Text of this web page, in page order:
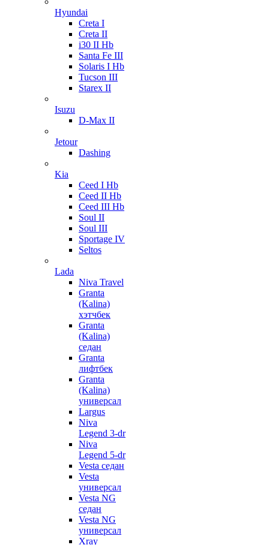
Hyundai
Creta I
Creta II
i30 II Hb
Santa Fe III
Solaris I Hb
Tucson III
Starex II
Isuzu
D-Max II
Jetour
Dashing
Kia
Ceed I Hb
Ceed II Hb
Ceed III Hb
Soul II
Soul III
Sportage IV
Seltos
Lada
Niva Travel
Granta
(Kalina)
хэтчбек
Granta
(Kalina)
седан
Granta
лифтбек
Granta
(Kalina)
универсал
Largus
Niva
Legend 3-dr
Niva
Legend 5-dr
Vesta седан
Vesta
универсал
Vesta NG
седан
Vesta NG
универсал
Xray